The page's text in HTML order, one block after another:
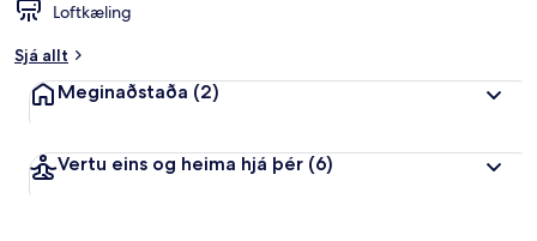
Loftkæling
Sjá allt
Meginaðstaða (2)
Vertu eins og heima hjá þér (6)